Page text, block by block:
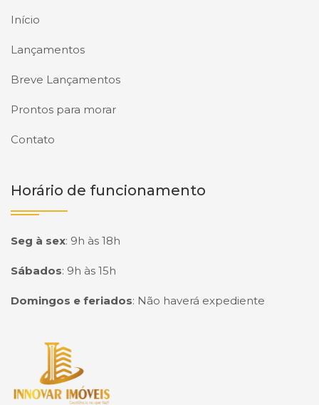
Início
Lançamentos
Breve Lançamentos
Prontos para morar
Contato
Horário de funcionamento
Seg à sex: 9h às 18h
Sábados: 9h às 15h
Domingos e feriados: Não haverá expediente
Página inicial